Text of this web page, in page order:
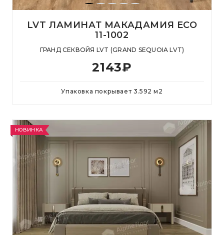
LVT ЛАМИНАТ МАКАДАМИЯ ECO
11-1002
ГРАНД СЕКВОЙЯ LVT (GRAND SEQUOIA LVT)
2143₽
Упаковка покрывает 3.592 м 2
НОВИНКА